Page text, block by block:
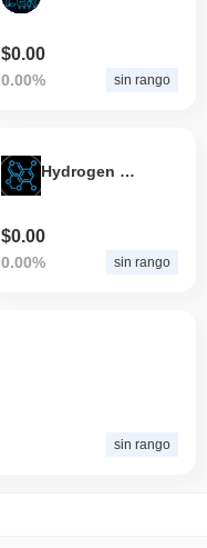
$0.00
0.00% sin rango
Hydrogen Token
$0.00
0.00% sin rango
sin rango